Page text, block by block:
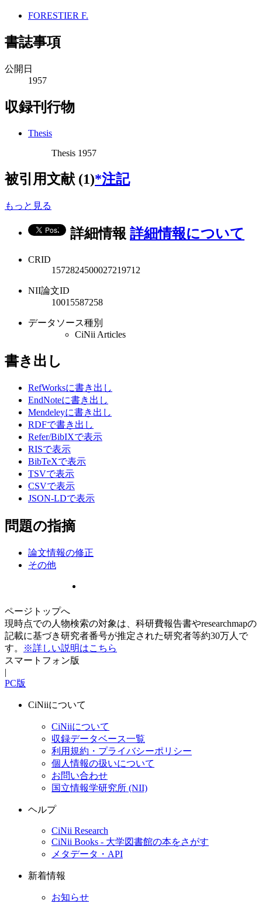
FORESTIER F.
書誌事項
公開日
1957
収録刊行物
Thesis
Thesis 1957
被引用文献 (1)*注記
もっと見る
詳細情報 詳細情報について
CRID
1572824500027219712
NII論文ID
10015587258
データソース種別
CiNii Articles
書き出し
RefWorksに書き出し
EndNoteに書き出し
Mendeleyに書き出し
RDFで書き出し
Refer/BibIXで表示
RISで表示
BibTeXで表示
TSVで表示
CSVで表示
JSON-LDで表示
問題の指摘
論文情報の修正
その他
ページトップへ
現時点での人物検索の対象は、科研費報告書やresearchmapの
記載に基づき研究者番号が推定された研究者等約30万人で
す。
※詳しい説明はこちら
スマートフォン版
|
PC版
CiNiiについて
CiNiiについて
収録データベース一覧
利用規約・プライバシーポリシー
個人情報の扱いについて
お問い合わせ
国立情報学研究所 (NII)
ヘルプ
CiNii Research
CiNii Books - 大学図書館の本をさがす
メタデータ・API
新着情報
お知らせ